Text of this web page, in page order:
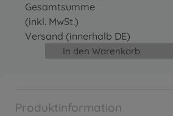
Produktinformation
Gesamtsumme
(inkl. MwSt.)
Versand (innerhalb DE)
In den Warenkorb